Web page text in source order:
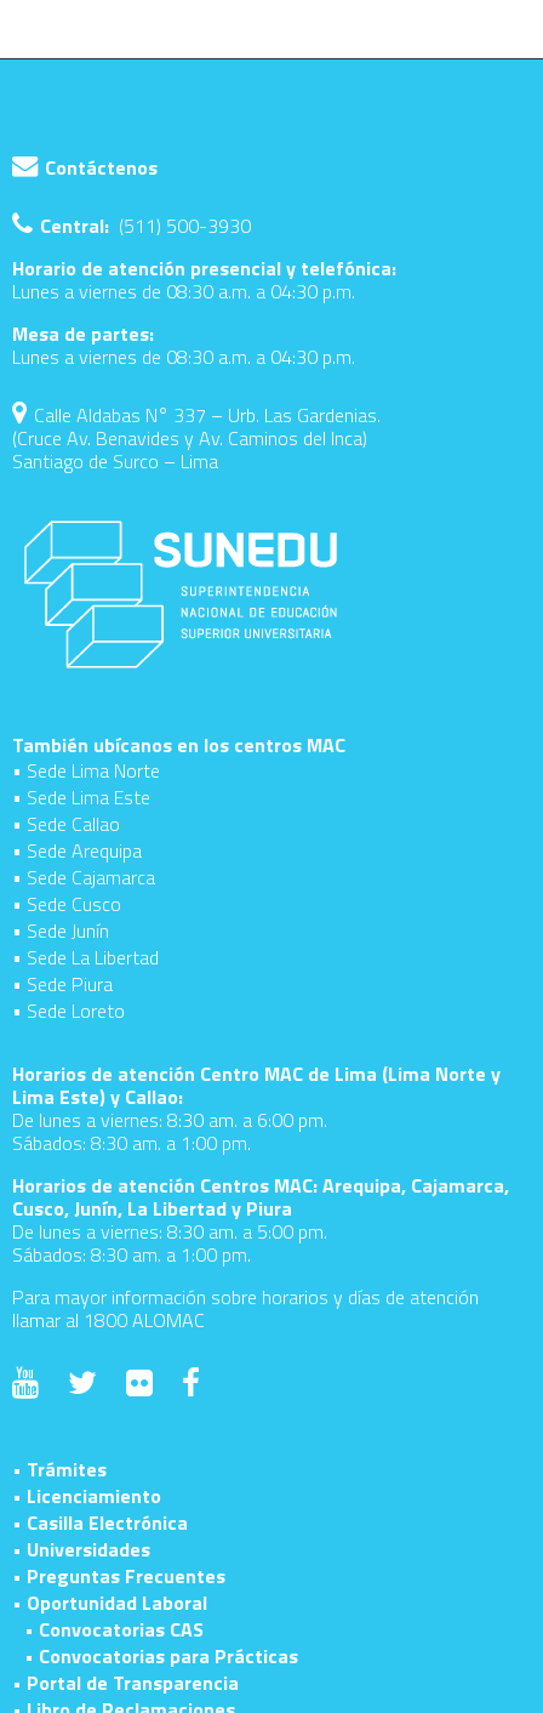
Contáctenos
Central: (511) 500-3930
Horario de atención presencial y telefónica:
Lunes a viernes de 08:30 a.m. a 04:30 p.m.
Mesa de partes:
Lunes a viernes de 08:30 a.m. a 04:30 p.m.
Calle Aldabas N° 337 – Urb. Las Gardenias.
(Cruce Av. Benavides y Av. Caminos del Inca)
Santiago de Surco – Lima
También ubícanos en los centros MAC
• Sede Lima Norte
• Sede Lima Este
• Sede Callao
• Sede Arequipa
• Sede Cajamarca
• Sede Cusco
• Sede Junín
• Sede La Libertad
• Sede Piura
• Sede Loreto
Horarios de atención Centro MAC de Lima (Lima Norte y
Lima Este) y Callao:
De lunes a viernes: 8:30 am. a 6:00 pm.
Sábados: 8:30 am. a 1:00 pm.
Horarios de atención Centros MAC: Arequipa, Cajamarca,
Cusco, Junín, La Libertad y Piura
De lunes a viernes: 8:30 am. a 5:00 pm.
Sábados: 8:30 am. a 1:00 pm.
Para mayor información sobre horarios y días de atención
llamar al 1800 ALOMAC
• Trámites
• Licenciamiento
• Casilla Electrónica
• Universidades
• Preguntas Frecuentes
• Oportunidad Laboral
• Convocatorias CAS
• Convocatorias para Prácticas
• Portal de Transparencia